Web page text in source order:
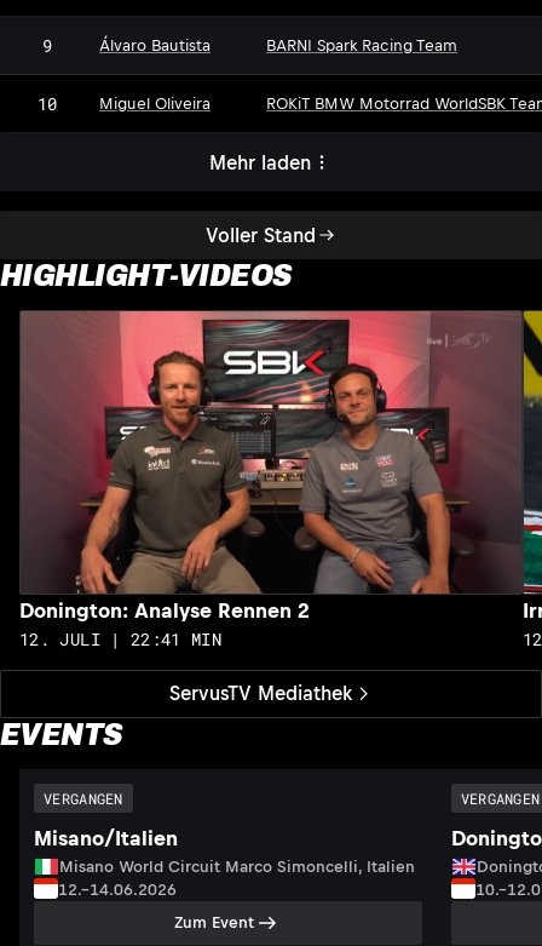
Voller Stand
9 Álvaro Bautista BARNI Spark Racing Team
10 Miguel Oliveira ROKiT BMW Motorrad WorldSBK
Mehr laden
HIGHLIGHT-VIDEOS
ServusTV Mediathek
Donington: Analyse Rennen 2
12. JULI | 22:41 MIN
EVENTS
VERGANGEN
Misano/Italien
Misano World Circuit Marco Simoncelli, Italien
12.–14.06.2026
Zum Event
VERGANGEN